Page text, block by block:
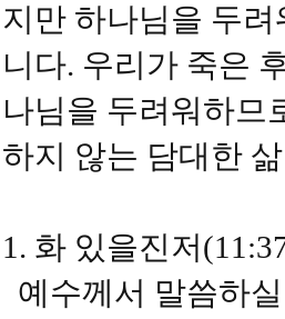
지만 하나님을 두
니다. 우리가 죽은
나님을 두려워하므
하지 않는 담대한
1. 화 있을진저
예수께서 말씀하